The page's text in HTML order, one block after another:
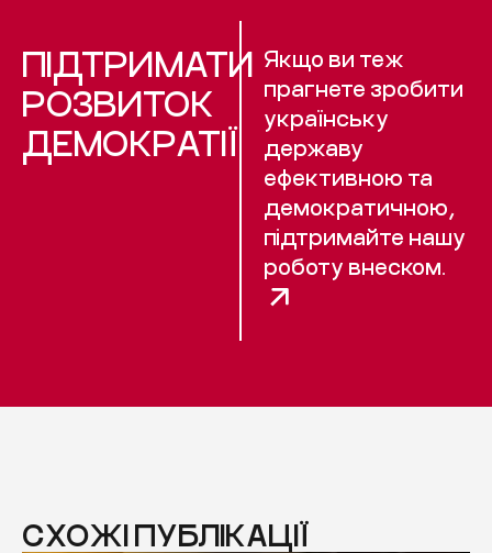
ПІДТРИМАТИ
РОЗВИТОК
ДЕМОКРАТІЇ
Якщо ви теж
прагнете зробити
українську
державу
ефективною та
демократичною,
підтримайте нашу
роботу внеском.
СХОЖІ ПУБЛІКАЦІЇ